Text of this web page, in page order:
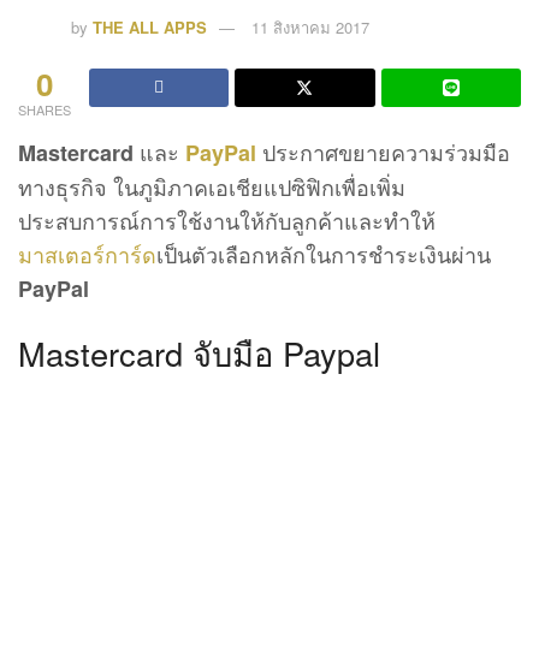
by THE ALL APPS 11 สิงหาคม 2017
0
SHARES
Mastercard และ PayPal ประกาศขยายความร่วมมือ
ทางธุรกิจ ในภูมิภาคเอเชียแปซิฟิกเพื่อเพิ่ม
ประสบการณ์การใช้งานให้กับลูกค้าและทำให้
มาสเตอร์การ์ดเป็นตัวเลือกหลักในการชำระเงินผ่าน
PayPal
Mastercard จับมือ Paypal